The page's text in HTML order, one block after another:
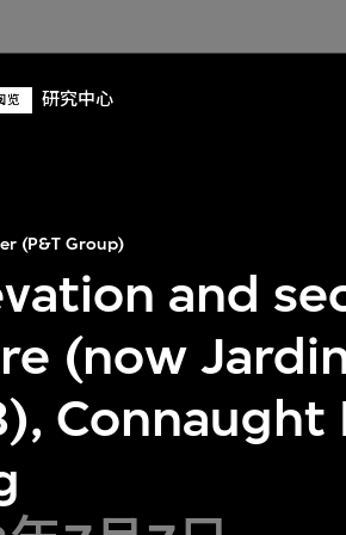
览 研究中心
(P&T Group)
and
(now
Connaught